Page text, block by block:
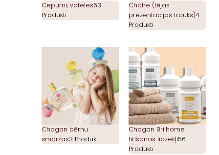
Cepumi, vafeles63
Produkti
Chahe (tējas
prezentācijas trauks)4
Produkti
Chogan bērnu
smaržas3 Produkti
Chogan Brilhome
tīrīšanas līdzekļi56
Produkti